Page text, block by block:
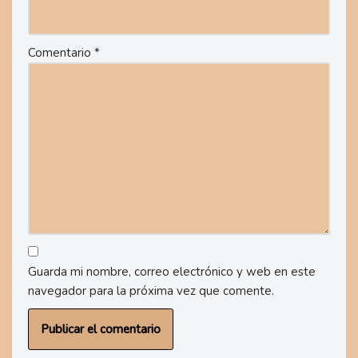
Comentario *
Guarda mi nombre, correo electrónico y web en este
navegador para la próxima vez que comente.